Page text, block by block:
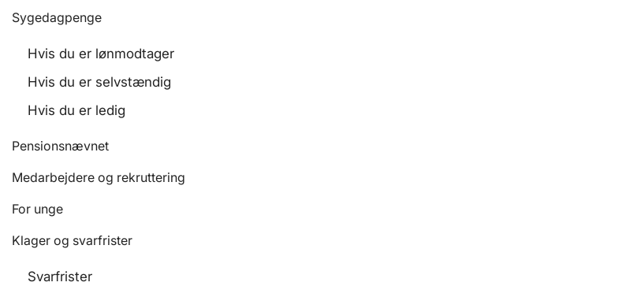
Sygedagpenge
Hvis du er lønmodtager
Hvis du er selvstændig
Hvis du er ledig
Pensionsnævnet
Medarbejdere og rekruttering
For unge
Klager og svarfrister
Svarfrister